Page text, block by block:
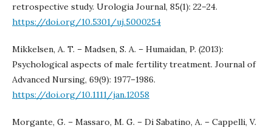
retrospective study. Urologia Journal, 85(1): 22–24.
https://doi.org/10.5301/uj.5000254
Mikkelsen, A. T. – Madsen, S. A. – Humaidan, P. (2013):
Psychological aspects of male fertility treatment. Journal of
Advanced Nursing, 69(9): 1977–1986.
https://doi.org/10.1111/jan.12058
Morgante, G. – Massaro, M. G. – Di Sabatino, A. – Cappelli, V.